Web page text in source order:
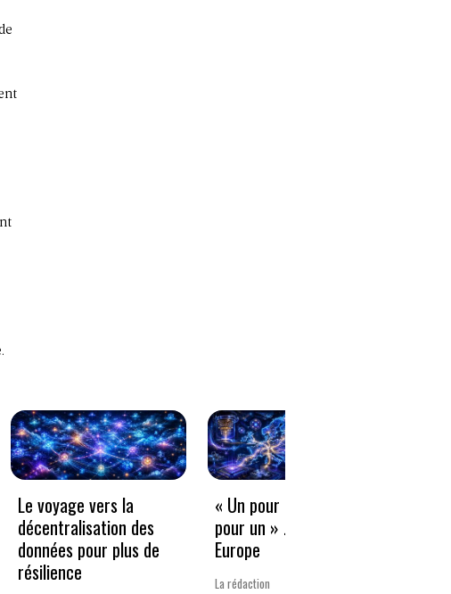
Le voyage vers la
décentralisation des
données pour plus de
résilience
« Un pour tous, tous
pour un » … sauf en
Europe
La rédaction